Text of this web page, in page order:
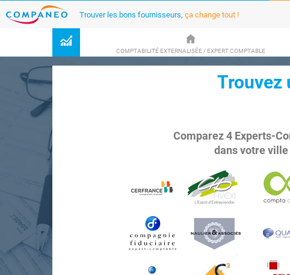
Trouver les bons fournisseurs, ça change tout !
COMPTABILITÉ EXTERNALISÉE / EXPERT COMPTABLE
Trouvez
Comparez 4 Experts-
dans votre ville